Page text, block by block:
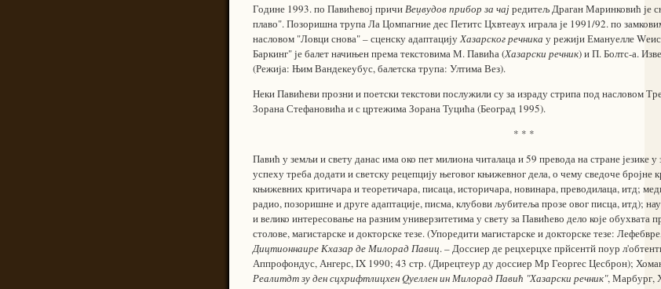
Године 1993. по Павићевој причиВеџвудов прибор за чајредитељ Драган Маринковић је
плаво". Позоришна трупа Ла Цомпагние дес Петитс Цхвтеауx играла је 1991/92. по
насловом "Ловци снова" – сценску адаптацијуХазарског речника у режији Емануелле
Баркинг" је балет начињен према текстовима М. Павића (Хазарски речник) и П. Болтс-а.
(Режија: Њим Вандекеyбус, балетска трупа: Ултима Вез).
Неки Павићеви прозни и поетски текстови послужили су за израду стрипа под насловом
Зорана Стефановића и с цртежима Зорана Туцића (Београд 1995).
* * *
Павић у земљи и свету данас има око пет милиона читалаца и 59 превода на стране језике
успеху треба додати и светску рецепцију његовог књижевног дела, о чему сведоче бројне
књижевних критичара и теоретичара, писаца, историчара, новинара, преводилаца, итд;
радио, позоришне и друге адаптације, писма, клубови љубитеља прозе овог писца, итд);
и велико интересовање на разним универзитетима у свету за Павићево дело које обухвата
столове, магистарске и докторске тезе. (Упоредити магистарске и докторске тезе:
Дицтионнаире Кхазар де Милорад Павиц. – Доссиер де рецхерцхе прйсентй поур
Аппрофондус, Ангерс, IX 1990; 43 стр. (Дирецтеур ду доссиер Мр Георгес Цесброн);
Реалитдт зу ден сцхрифтлицхен Qуеллен ин Милорад Павић "Хазарски речник", Марбург,